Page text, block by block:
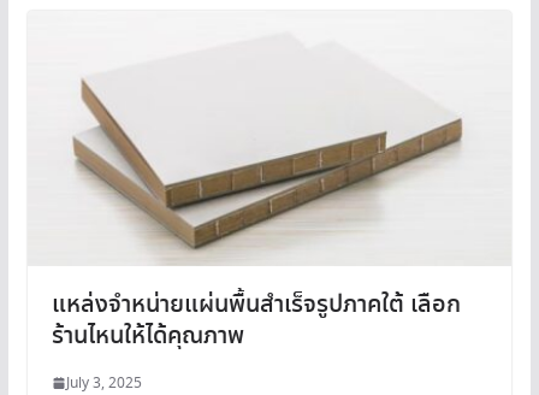
แหล่งจำหน่ายแผ่นพื้นสำเร็จรูปภาคใต้ เลือก
ร้านไหนให้ได้คุณภาพ
July 3, 2025